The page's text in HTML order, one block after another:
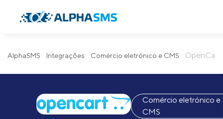
AlphaSMS Integrações Comércio eletrónico e CMS OpenCart
Comércio eletrónico e
CMS